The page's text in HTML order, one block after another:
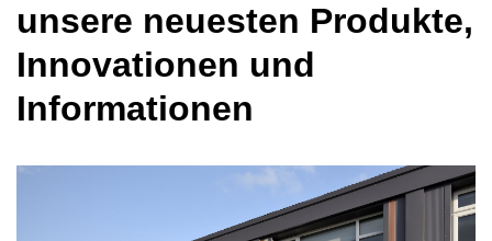
unsere neuesten Produkte,
Innovationen und
Informationen